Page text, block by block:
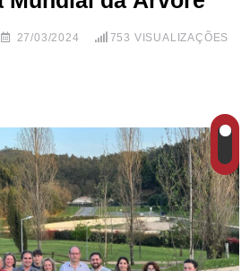
27/03/2024 753 VISUALIZAÇÕES